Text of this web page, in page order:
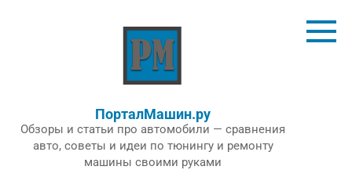
ПорталМашин.ру
Обзоры и статьи про автомобили — сравнения
авто, советы и идеи по тюнингу и ремонту
машины своими руками